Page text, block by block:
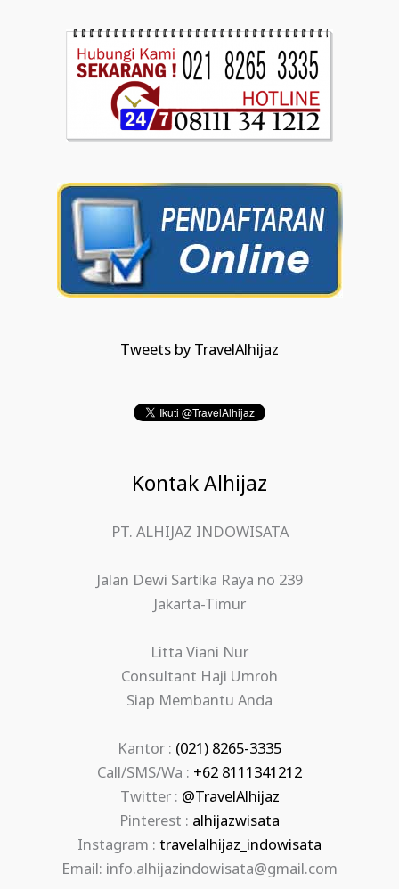
Tweets by TravelAlhijaz
Kontak Alhijaz
PT. ALHIJAZ INDOWISATA
Jalan Dewi Sartika Raya no 239
Jakarta-Timur
Litta Viani Nur
Consultant Haji Umroh
Siap Membantu Anda
Kantor : (021) 8265-3335
Call/SMS/Wa : +62 8111341212
Twitter : @TravelAlhijaz
Pinterest : alhijazwisata
Instagram : travelalhijaz_indowisata
Email: info.alhijazindowisata@gmail.com